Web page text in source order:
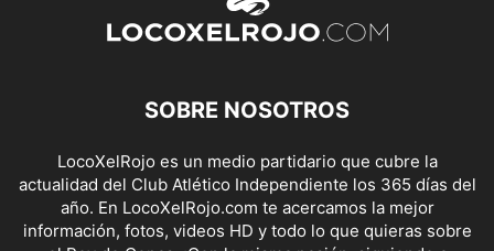
SOBRE NOSOTROS
LocoXelRojo es un medio partidario que cubre la
actualidad del Club Atlético Independiente los 365 días del
año. En LocoXelRojo.com te acercamos la mejor
información, fotos, videos HD y todo lo que quieras sobre